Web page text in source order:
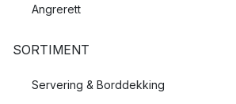
Angrerett
SORTIMENT
Servering & Borddekking